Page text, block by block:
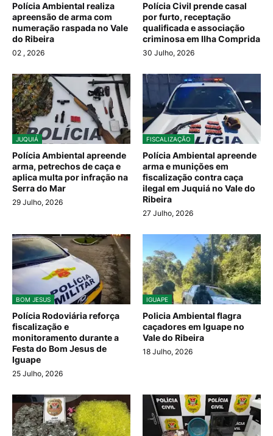
Polícia Ambiental realiza
apreensão de arma com
numeração raspada no Vale
do Ribeira
02 , 2026
Polícia Civil prende casal
por furto, receptação
qualificada e associação
criminosa em Ilha Comprida
30 Julho, 2026
JUQUIÁ
Polícia Ambiental apreende
arma, petrechos de caça e
aplica multa por infração na
Serra do Mar
29 Julho, 2026
FISCALIZAÇÃO
Polícia Ambiental apreende
arma e munições em
fiscalização contra caça
ilegal em Juquiá no Vale do
Ribeira
27 Julho, 2026
BOM JESUS
Polícia Rodoviária reforça
fiscalização e
monitoramento durante a
Festa do Bom Jesus de
Iguape
25 Julho, 2026
IGUAPE
Policia Ambiental flagra
caçadores em Iguape no
Vale do Ribeira
18 Julho, 2026